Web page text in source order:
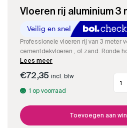
Vloeren rij aluminium 3
Professionele vloeren rij van 3 meter
cementdekvloeren , of zand. Ronde
resultaat.
Lees meer
€72,35 incl. btw
1 op voorraad
Toevoegen aan